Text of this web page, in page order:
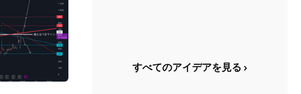
すべてのアイデアを見る